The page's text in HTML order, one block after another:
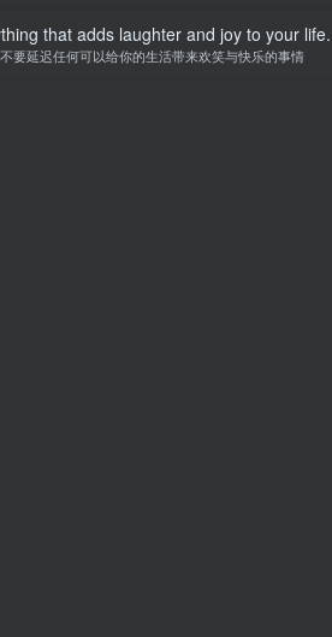
that adds laughter and joy to your life.
不要延迟任何可以给你的生活带来欢笑与快乐的事情